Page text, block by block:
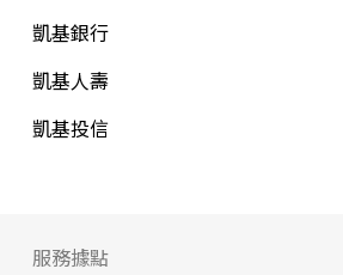
凱基銀行
凱基人壽
凱基投信
服務據點